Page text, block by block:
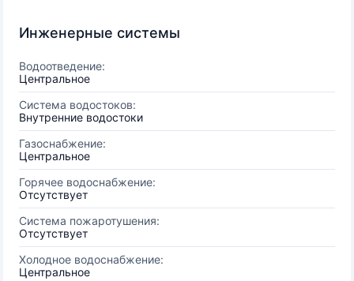
Инженерные системы
Водоотведение:
Центральное
Система водостоков:
Внутренние водостоки
Газоснабжение:
Центральное
Горячее водоснабжение:
Отсутствует
Система пожаротушения:
Отсутствует
Холодное водоснабжение:
Центральное